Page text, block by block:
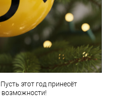
этот год принесёт
возможности!